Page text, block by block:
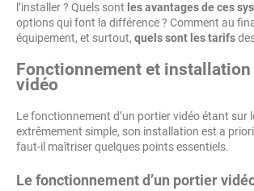
l’installer ? Quels sont les avantages de ces
options qui font la différence ? Comment au
équipement, et surtout, quels sont les tarifs
Fonctionnement et installation
vidéo
Le fonctionnement d’un portier vidéo étant sur
extrêmement simple, son installation est a
faut-il maîtriser quelques points essentiels.
Le fonctionnement d’un portier